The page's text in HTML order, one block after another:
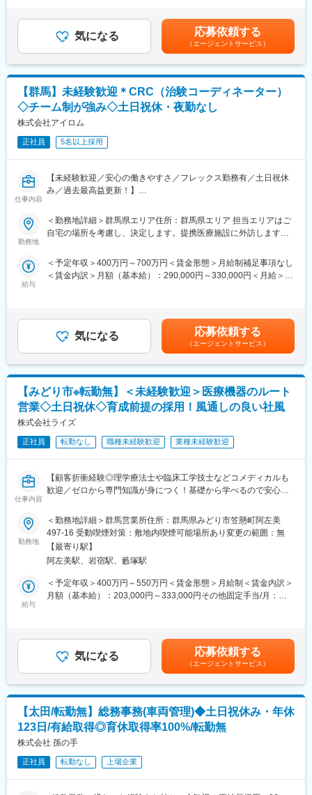
■将来のキャリアパス：
毎年多くの産休・育休取得実績があり、女性が多数活躍している
職場です。様々な制度を利用して、長期的なキャリア形成が可能
ジメントの管理職を目指したい」など、希望に応じたキャリア形
成をサポートします。非正規雇用から正社員へのキャリアアップ
も応援します。※正社員登用率ほぼ100%
・部門の運営、売上管理
・営業活動
・サービス提供管理・保守
・ご利用者様やご家族へのヒアリング、サービス設計・立上げ
・ケアマネージャーや医療機関、福祉事業所、行政等との調整
・スタッフの採用・指導・育成
・各種プロジェクトへの参加
※担当エリアは選考時の希望を考慮の上、決定します。
【入社直後の流れ】
す。
■入社～1カ月目
格取得。なお、資格取得のための費用は当社負担となります。
■1～3か月目
※研修終了後は現場業務は無くなるため日勤のみ
■3～6か月目
所運営を行います。※上司がメンターとなり手厚いサポートがござ
います。
■本配属後
・各事業所の課題や目的に合わせてマネジメント業務に専念頂き
ます。
※独り立ち後はリモート×出社も可
【キャリアパス（例）】
・医療介護スタッフ（2週間程度の基礎研修必要資格取得、現場業
・サービスリーダー（入社3カ月～※研修期間）
・エリアマネージャー（入社1年～／年収700～800万円）
・ブロックマネージャー（年収800～900万円）
変更の範囲：会社の定める業務
有■賞与：年2回※前職給与を考慮※経験・スキル・スタートポジシ
ョンにおいて異なる※評価により昇格・昇給あり※エリアにより地
域加算手当分が異なる※時間外手当は別途全額支給賃金はあくまで
も目安の金額であり、選考を通じて上下する可能性があります。
月給(月額)は固定手当を含めた表記です。
気になる 応募依頼する
（エージェントサービス）
【群馬】未経験歓迎＊CRC（治験コーディネーター）
◇チーム制が強み◇土日祝休・夜勤なし
株式会社アイロム
正社員 5名以上採用
仕事内容
【未経験歓迎／安心の働きやすさ／フレックス勤務有／土日祝休
み／過去最高益更新！】
験コーディネーター）として下記業務を行っていただきます。
・患者への試験の説明
■配属先について：ご自宅の住所を考慮した提携先医療機関への配
属となります。基本的には直行直帰にて業務いただきます。
が長期的にそして自身の希望を叶えながら働けるような環境をつ
くることです。フレックス勤務制度、時短制度、産休育休、育児
手当等の制度が充実し、子育てとも両立させながらの勤務が可能
です。また、チームで連携をとり、担当施設内（同じ疾患領域含
む）に対し基本的に複数名の体制となるためお互いにフォローし
合い連携し合う仕事の進め方が根付いています。
【充実の教育と豊富なキャリアパス】
・CRC社内認定制度を採用し、研修の実施および履修記録を管理
することで、知識・経験そして指導力を一定の基準で評価してい
ます。自身のレベルに応じ、実務レベル、マネジメントレベル、
・社員に多様な機会を提供し、新たなキャリアへの挑戦をサポー
トしています。CRCとしてのスキルアップも、一度に同じ施設内
験を積むことや、スペシャリストとして特定の疾患領域の専門的
な経験を積んでいくことも可能です。また、グループの垣根を超
えCRCからSMAやCRAへのキャリアチェンジにとどまらず、先端
医療の研究員への転身など、事業の枠をこえ新たなキャリアにチ
ャレンジされている方もいらっしゃいます。
【業績好調で安定したグループ基盤】
・25周年を迎えたアイロムグループでは先端医療事業・臨床開発
す。
変更の範囲：会社の定める業務
勤務地
＜勤務地詳細＞群馬県エリア住所：群馬県エリア 担当エリアはご
自宅の場所を考慮し、決定します。提携医療施設に外訪します。
給与
＜予定年収＞400万円～700万円＜賃金形態＞月給制補足事項なし
＜賃金内訳＞月額（基本給）：290,000円～330,000円＜月給＞
る可能性があります。月給(月額)は固定手当を含めた表記です。
気になる 応募依頼する
（エージェントサービス）
【みどり市※転勤無】＜未経験歓迎＞医療機器のルート
営業◇土日祝休◇育成前提の採用！風通しの良い社風
株式会社ライズ
正社員 転勤なし 職種未経験歓迎 業種未経験歓迎
仕事内容
【顧客折衝経験◎理学療法士や臨床工学技士などコメディカルも
歓迎／ゼロから専門知識が身につく！基礎から学べるので安心／
＜求人のポイント＞
◎医療知識ゼロからスタートOK。メーカー研修・勉強会で着実に
成長
◎既存顧客中心。病院・クリニックと長く信頼関係を築く深耕型
営業
◎医療現場を支える社会貢献性の高い仕事
後のフォローまで担当いただきます。
医師や看護師、臨床検査技師の方々とコミュニケーションを取り
といったニーズを伺い、最適な製品を提案します。
<具体的には>
・既存取引先（病院・クリニック）への定期訪問
・医師・技師へのヒアリング、課題や要望の把握
・医療機器のご提案、デモンストレーションの実施
・見積作成、受注対応
・納品立ち会い、操作説明、アフターフォロー
勤務地
＜勤務地詳細＞群馬営業所住所：群馬県みどり市笠懸町阿左美
497-16 受動喫煙対策：敷地内喫煙可能場所あり変更の範囲：無
【最寄り駅】
阿左美駅、岩宿駅、藪塚駅
給与
＜予定年収＞400万円～550万円＜賃金形態＞月給制＜賃金内訳＞
月額（基本給）：203,000円～333,000円その他固定手当/月：
業手当＞有＜給与補足＞■賞与：年1回（会社業績による）賃金は
あくまでも目安の金額であり、選考を通じて上下する可能性があ
ります。月給(月額)は固定手当を含めた表記です。
気になる 応募依頼する
（エージェントサービス）
【太田/転勤無】総務事務(車両管理)◆土日祝休み・年休
123日/有給取得◎育休取得率100%/転勤無
株式会社 孫の手
正社員 転勤なし 上場企業